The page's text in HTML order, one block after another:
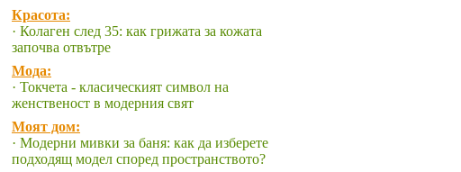
Красота:
· Колаген след 35: как грижата за кожата
започва отвътре
Мода:
· Токчета - класическият символ на
женственост в модерния свят
Моят дом:
· Модерни мивки за баня: как да изберете
подходящ модел според пространството?